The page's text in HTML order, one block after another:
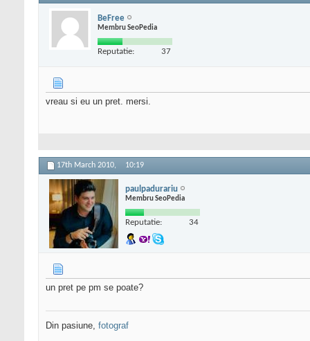
BeFree
Membru SeoPedia
Reputatie: 37
vreau si eu un pret. mersi.
17th March 2010, 10:19
paulpadurariu
Membru SeoPedia
Reputatie: 34
un pret pe pm se poate?
Din pasiune, fotograf